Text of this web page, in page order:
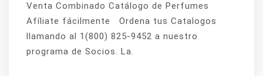
Venta Combinado Catálogo de Perfumes
Afíliate fácilmente Ordena tus Catalogos
llamando al 1(800) 825-9452 a nuestro
programa de Socios. La.